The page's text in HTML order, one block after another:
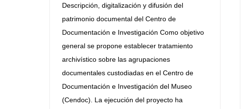
Descripción, digitalización y difusión del
patrimonio documental del Centro de
Documentación e Investigación Como objetivo
general se propone establecer tratamiento
archivístico sobre las agrupaciones
documentales custodiadas en el Centro de
Documentación e Investigación del Museo
(Cendoc). La ejecución del proyecto ha